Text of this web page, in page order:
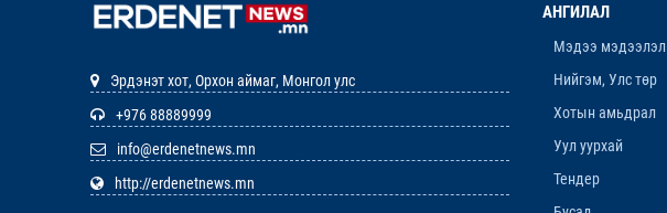
Эрдэнэт хот, Орхон аймаг, Монгол улс
+976 88889999
info@erdenetnews.mn
http://erdenetnews.mn
АНГИЛАЛ
Мэдээ мэдээлэл
Нийгэм, Улс төр
Хотын амьдрал
Уул уурхай
Тендер